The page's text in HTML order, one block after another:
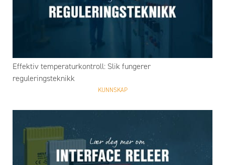
Effektiv temperaturkontroll: Slik fungerer
reguleringsteknikk
KUNNSKAP